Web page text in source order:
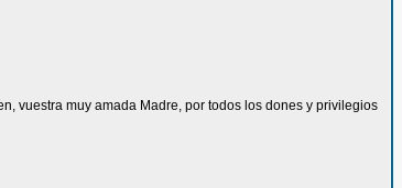
vuestra muy amada Madre, por todos los dones y privilegios